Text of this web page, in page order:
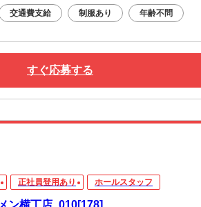
交通費支給 制服あり 年齢不問
すぐ応募する
正社員登用あり ホールスタッフ
ン横丁店_010[178]